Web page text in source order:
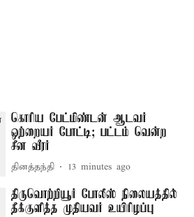
கொரிய பேட்மிண்டன் ஆடவர்
ஒற்றையர் போட்டி; பட்டம் வென்ற
சீன வீரர்
தினத்தந்தி 13 minutes ago
திருவொற்றியூர் போலீஸ் நிலையத்தில்
தீக்குளித்த முதியவர் உயிரிழப்பு